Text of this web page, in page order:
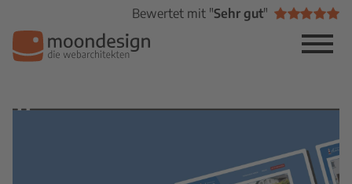
Bewertet mit "Sehr gut"